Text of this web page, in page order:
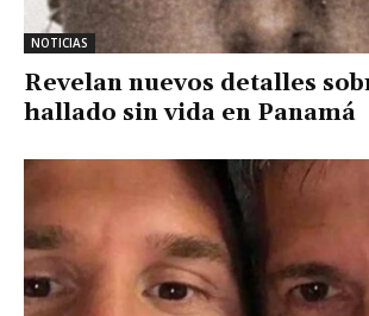
NOTICIAS
Revelan nuevos detalles
hallado sin vida en Panamá